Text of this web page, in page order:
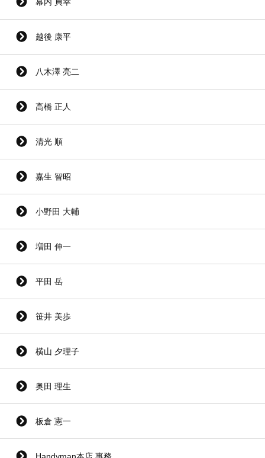
越後 康平
八木澤 亮二
高橋 正人
清光 順
嘉生 智昭
小野田 大輔
増田 伸一
平田 岳
笹井 美歩
横山 夕理子
奥田 理生
板倉 憲一
Handyman本店 事務